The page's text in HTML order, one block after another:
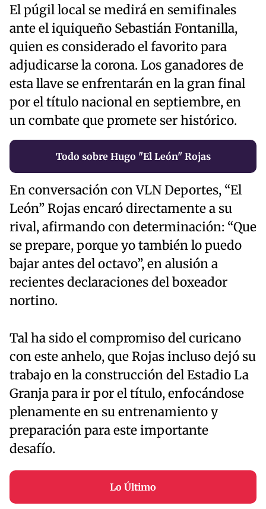
El púgil local se medirá en semifinales
ante el iquiqueño Sebastián Fontanilla,
quien es considerado el favorito para
adjudicarse la corona. Los ganadores de
esta llave se enfrentarán en la gran final
por el título nacional en septiembre, en
un combate que promete ser histórico.
Todo sobre Hugo "El León" Rojas
En conversación con VLN Deportes, “El
León” Rojas encaró directamente a su
rival, afirmando con determinación: “Que
se prepare, porque yo también lo puedo
bajar antes del octavo”, en alusión a
recientes declaraciones del boxeador
nortino.
Tal ha sido el compromiso del curicano
con este anhelo, que Rojas incluso dejó su
trabajo en la construcción del Estadio La
Granja para ir por el título, enfocándose
plenamente en su entrenamiento y
preparación para este importante
desafío.
Lo Último